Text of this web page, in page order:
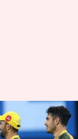
चेन्नई ने
बने ये